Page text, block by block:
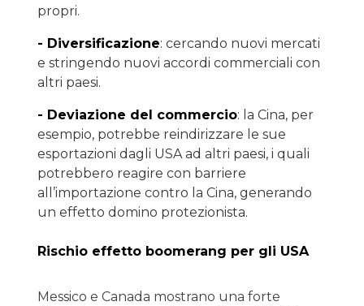
propri.
- Diversificazione: cercando nuovi mercati
e stringendo nuovi accordi commerciali con
altri paesi.
- Deviazione del commercio: la Cina, per
esempio, potrebbe reindirizzare le sue
esportazioni dagli USA ad altri paesi, i quali
potrebbero reagire con barriere
all’importazione contro la Cina, generando
un effetto domino protezionista.
Rischio effetto boomerang per gli USA
Messico e Canada mostrano una forte